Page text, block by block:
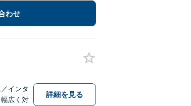
わせ
インタ
広く対
詳細を見る